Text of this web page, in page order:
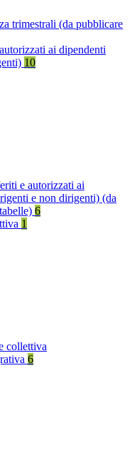
trimestrali (da pubblicare
ai dipendenti
10
e autorizzati ai
e non dirigenti) (da
6
1
collettiva
6